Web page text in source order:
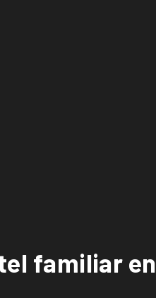
familiar en